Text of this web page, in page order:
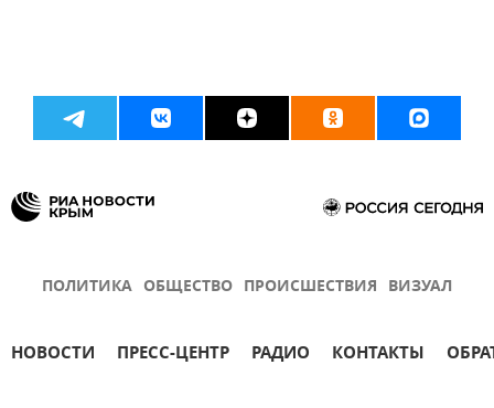
ПОЛИТИКА ОБЩЕСТВО ПРОИСШЕСТВИЯ ВИЗУАЛ
НОВОСТИ ПРЕСС-ЦЕНТР РАДИО КОНТАКТЫ